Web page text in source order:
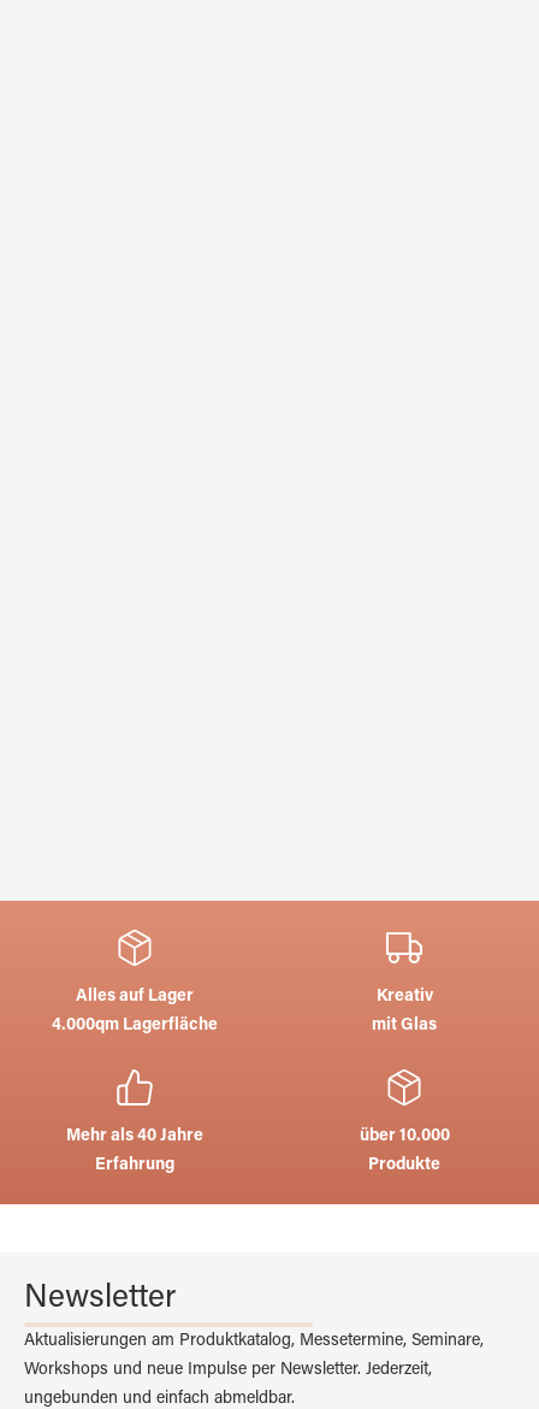
Alles auf Lager
4.000qm Lagerfläche
Kreativ
mit Glas
Mehr als 40 Jahre
Erfahrung
über 10.000
Produkte
Newsletter
Aktualisierungen am Produktkatalog, Messetermine, Seminare,
Workshops und neue Impulse per Newsletter. Jederzeit,
ungebunden und einfach abmeldbar.